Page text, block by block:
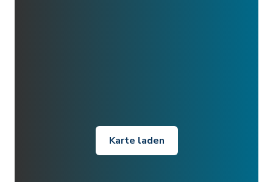
Karte laden